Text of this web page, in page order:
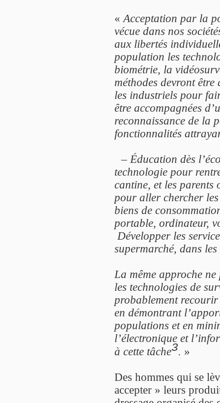
«Acceptation par la
vécue dans nos
aux libertés
population les
biométrie, la
méthodes devront
les industriels pour
être accompagnées
reconnaissance de la
fonctionnalités
– Éducation dès
technologie pour
cantine, et les parents
pour aller chercher
biens de
portable, ordinateur,
Développer les
supermarché, dans
La même approche
les technologies de
probablement
en démontrant
populations et en
l’électronique et
à cette tâche3. »
Des hommes qui se
accepter » leurs